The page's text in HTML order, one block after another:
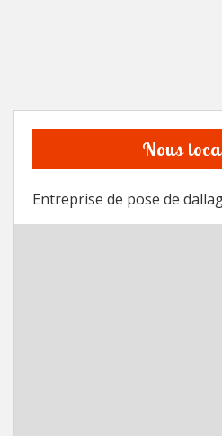
Nous
Entreprise de pose de